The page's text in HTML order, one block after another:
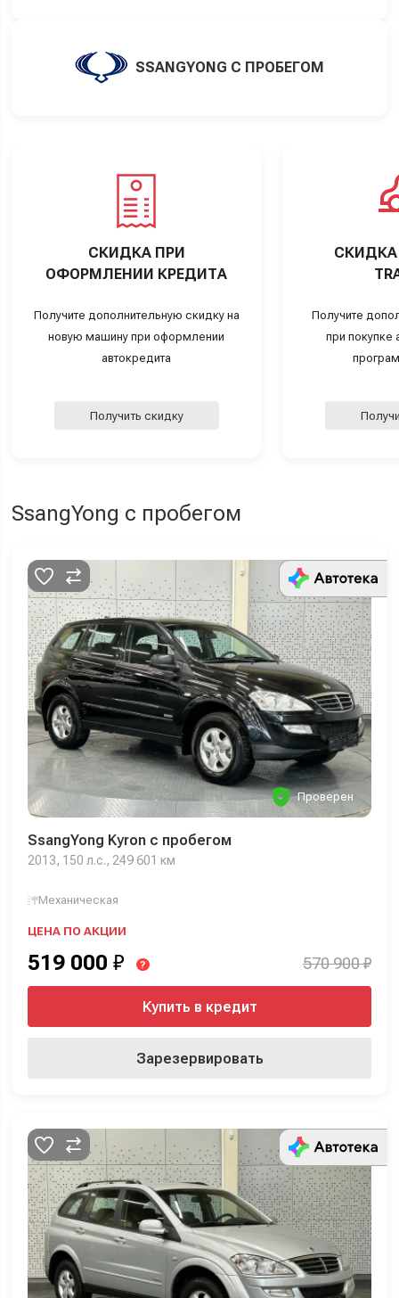
SSANGYONG С ПРОБЕГОМ
СКИДКА ПРИ
ОФОРМЛЕНИИ КРЕДИТА
Получите дополнительную скидку на
новую машину при оформлении
автокредита
Получить скидку
СКИДКА
Получите
при покупке
SsangYong с пробегом
Проверен
SsangYong Kyron с пробегом
2013, 150 л.с., 249 601 км
Механическая
ЦЕНА ПО АКЦИИ
519 000 ₽ ? 570 900 ₽
Купить в кредит
Зарезервировать